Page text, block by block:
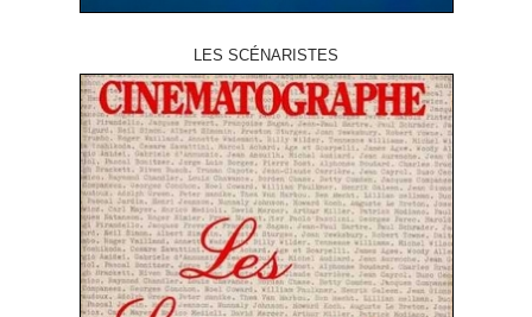
LES SCÉNARISTES